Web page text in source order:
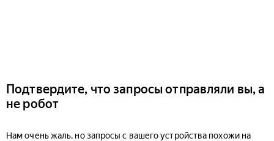
Подтвердите, что запросы отправляли вы, а
не робот
Нам очень жаль, но запросы с вашего устройства похожи на